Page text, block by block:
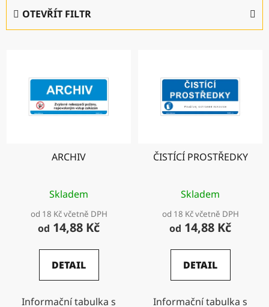
OTEVŘÍT FILTR
ARCHIV
Skladem
od 18 Kč včetně DPH
od 14,88 Kč
DETAIL
Informační tabulka s
ČISTÍCÍ PROSTŘEDKY
Skladem
od 18 Kč včetně DPH
od 14,88 Kč
DETAIL
Informační tabulka s